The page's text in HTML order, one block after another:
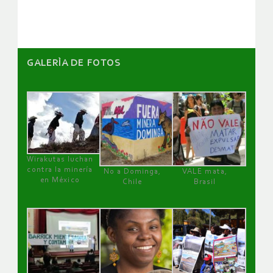
GALERÌA DE FOTOS
Wirakutas luchan
contra la minería
en México
No a Dominga,
Chile
VALE mata,
Brasil